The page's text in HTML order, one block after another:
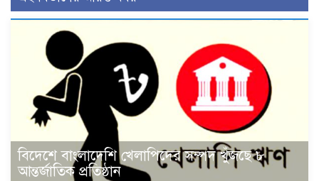
বিদেশে বাংলাদেশি খেলাপিদের সম্পদ খুঁজছে ৮
আন্তর্জাতিক প্রতিষ্ঠান